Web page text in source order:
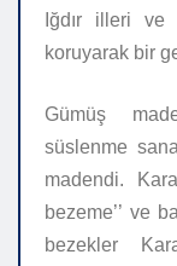
Iğdır illeri ve
koruyarak bir
Gümüş
süslenme
madendi.
bezeme’’ ve
bezekler